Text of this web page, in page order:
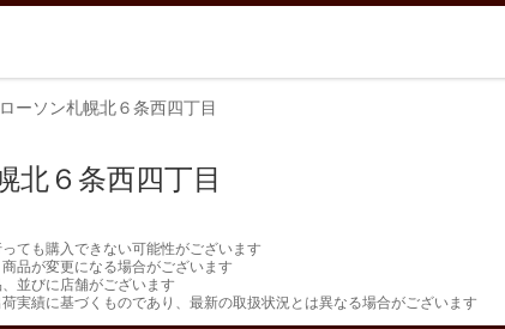
ローソン札幌北６条西四丁目
北６条西四丁目
ても購入できない可能性がございます
品が変更になる場合がございます
並びに店舗がございます
実績に基づくものであり、最新の取扱状況とは異なる場合がございます